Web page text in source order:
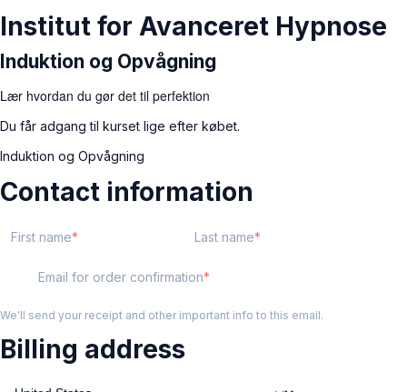
Institut for Avanceret Hypnose
Induktion og Opvågning
Lær hvordan du gør det til perfektion
Du får adgang til kurset lige efter købet.
Induktion og Opvågning
Contact information
First name Last name
Email for order confirmation
We'll send your receipt and other important info to this email.
Billing address